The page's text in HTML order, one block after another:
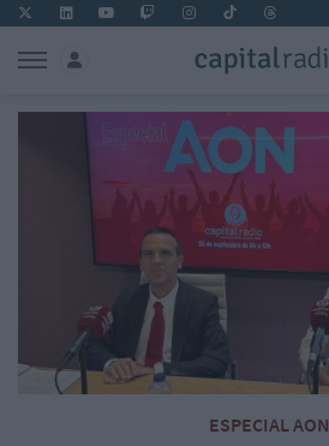
ESPECIAL AON